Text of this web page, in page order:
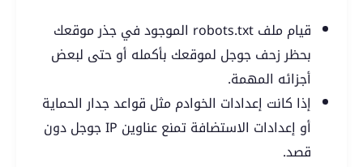
قيام ملف robots.txt الموجود في جذر موقعك
بحظر زحف جوجل لموقعك بأكمله أو حتى لبعض
أجزائه المهمة.
إذا كانت إعدادات الخوادم مثل قواعد جدار الحماية
أو إعدادات الاستضافة تمنع عناوين IP جوجل دون
قصد.